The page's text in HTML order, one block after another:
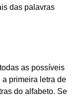
das palavras
as possíveis
a primeira letra de
do alfabeto. Se